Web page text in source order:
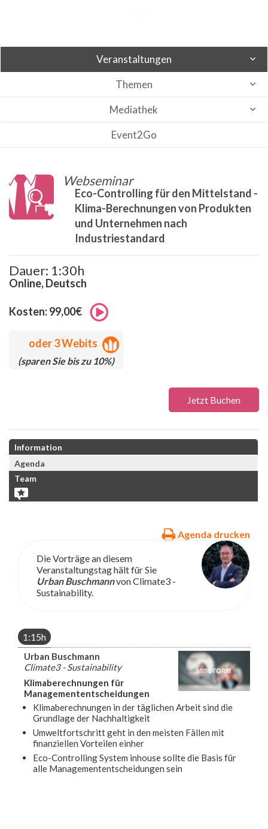
Veranstaltungen
Themen
Mediathek
Event2Go
Webseminar
Eco-Controlling für den Mittelstand -
Klima-Berechnungen von Produkten
und Unternehmen nach
Industriestandard
Dauer: 1:30h
Online, Deutsch
Kosten: 99,00€
oder3 Webits
(sparen Sie bis zu 10%)
Jetzt Buchen
Information
Agenda
Team
Agenda drucken
Die Vorträge an diesem
Veranstaltungstag hält für Sie
Urban Buschmannvon Climate3 -
Sustainability.
1:15h
Urban Buschmann
Climate3 - Sustainability
Klimaberechnungen für
Managemententscheidungen
Klimaberechnungen in der täglichen Arbeit sind die
Grundlage der Nachhaltigkeit
Umweltfortschritt geht in den meisten Fällen mit
finanziellen Vorteilen einher
Eco-Controlling System inhouse sollte die Basis für
alle Managemententscheidungen sein